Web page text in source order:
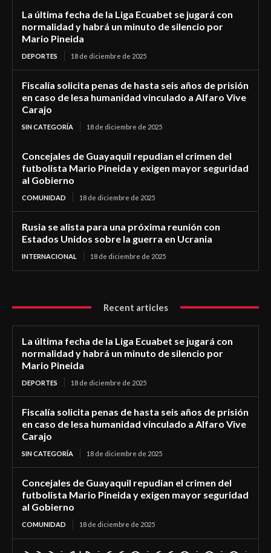
La última fecha de la Liga Ecuabet se jugará con
normalidad y habrá un minuto de silencio por
Mario Pineida
DEPORTES 18 de diciembre de 2025
Fiscalía solicita penas de hasta seis años de prisión
en caso de lesa humanidad vinculado a Alfaro Vive
Carajo
SIN CATEGORÍA 18 de diciembre de 2025
Concejales de Guayaquil repudian el crimen del
futbolista Mario Pineida y exigen mayor seguridad
al Gobierno
COMUNIDAD 18 de diciembre de 2025
Rusia se alista para una próxima reunión con
Estados Unidos sobre la guerra en Ucrania
INTERNACIONAL 18 de diciembre de 2025
Recent articles
La última fecha de la Liga Ecuabet se jugará con
normalidad y habrá un minuto de silencio por
Mario Pineida
DEPORTES 18 de diciembre de 2025
Fiscalía solicita penas de hasta seis años de prisión
en caso de lesa humanidad vinculado a Alfaro Vive
Carajo
SIN CATEGORÍA 18 de diciembre de 2025
Concejales de Guayaquil repudian el crimen del
futbolista Mario Pineida y exigen mayor seguridad
al Gobierno
COMUNIDAD 18 de diciembre de 2025